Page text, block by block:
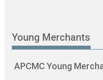
Young Merchants
APCMC Young